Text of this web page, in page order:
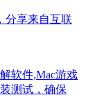
分享来自互联
软件,Mac游戏
测试，确保